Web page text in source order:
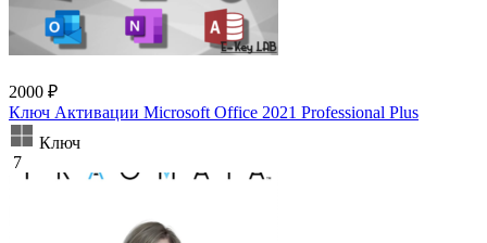
2000 ₽
Ключ Активации Microsoft Office 2021 Professional Plus
Ключ
7